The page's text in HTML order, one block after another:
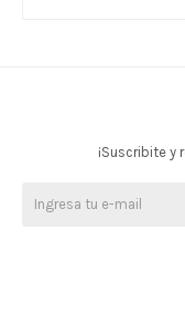
¡Suscribite